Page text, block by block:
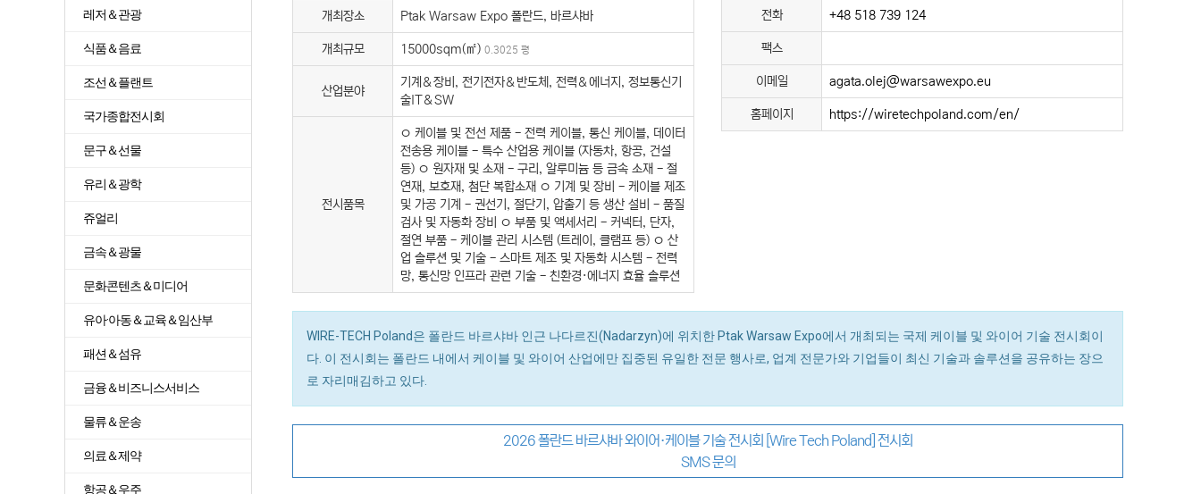
개최장소 Ptak Warsaw Expo 폴란드, 바르샤바
개최규모 15000sqm(㎡) 0.3025 평
산업분야
기계＆장비, 전기전자＆반도체, 전력＆에너지, 정보통신기
술IT＆SW
전시품목
ㅇ 케이블 및 전선 제품 - 전력 케이블, 통신 케이블, 데이터
전송용 케이블 - 특수 산업용 케이블 (자동차, 항공, 건설
등) ㅇ 원자재 및 소재 - 구리, 알루미늄 등 금속 소재 - 절
연재, 보호재, 첨단 복합소재 ㅇ 기계 및 장비 - 케이블 제조
및 가공 기계 - 권선기, 절단기, 압출기 등 생산 설비 - 품질
검사 및 자동화 장비 ㅇ 부품 및 액세서리 - 커넥터, 단자,
절연 부품 - 케이블 관리 시스템 (트레이, 클램프 등) ㅇ 산
업 솔루션 및 기술 - 스마트 제조 및 자동화 시스템 - 전력
망, 통신망 인프라 관련 기술 - 친환경·에너지 효율 솔루션
전화 +48 518 739 124
팩스
이메일 agata.olej@warsawexpo.eu
홈페이지 https://wiretechpoland.com/en/
WIRE-TECH Poland은 폴란드 바르샤바 인근 나다르진(Nadarzyn)에 위치한 Ptak Warsaw Expo에서 개최되는 국제 케이블 및 와이어 기술 전시회이
다. 이 전시회는 폴란드 내에서 케이블 및 와이어 산업에만 집중된 유일한 전문 행사로, 업계 전문가와 기업들이 최신 기술과 솔루션을 공유하는 장으
로 자리매김하고 있다.
2026 폴란드 바르샤바 와이어·케이블 기술 전시회 [Wire Tech Poland] 전시회
SMS 문의
레저＆관광
식품＆음료
조선＆플랜트
국가종합전시회
문구＆선물
유리＆광학
쥬얼리
금속＆광물
문화콘텐츠＆미디어
유아·아동＆교육＆임산부
패션＆섬유
금융＆비즈니스서비스
물류＆운송
의료＆제약
항공＆우주